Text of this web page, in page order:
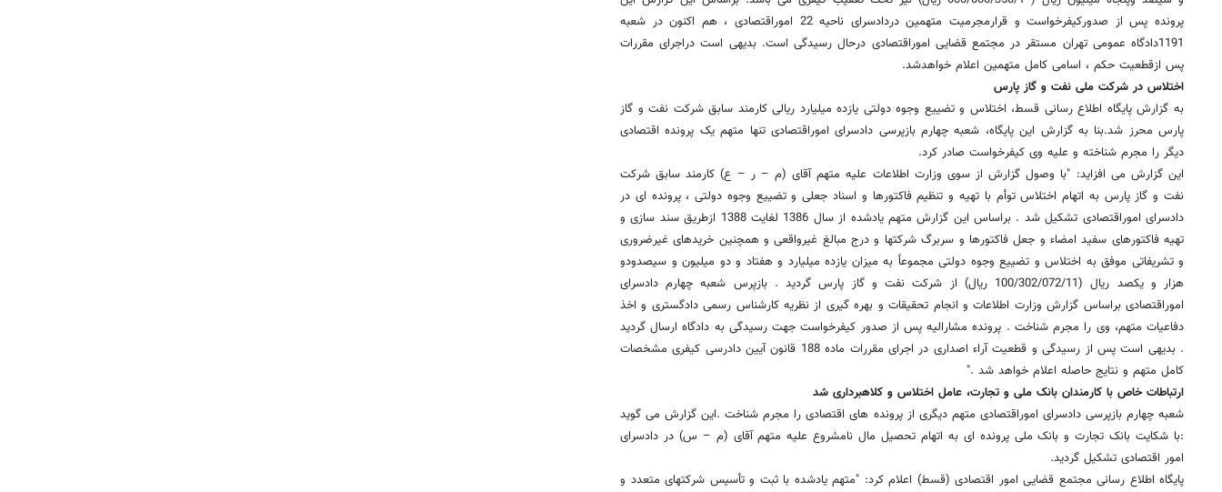
پرونده پس از صدورکیفرخواست و قرارمجرمیت متهمین دردادسرای ناحیه 22 اموراقتصادی ، هم اکنون در شعبه
1191دادگاه عمومی تهران مستقر در مجتمع قضایی اموراقتصادی درحال رسیدگی است. بدیهی است دراجرای مقررات
پس ازقطعیت حکم ، اسامی کامل متهمین اعلام خواهدشد.
اختلاس در شرکت ملی نفت و گاز پارس
به گزارش پایگاه اطلاع رسانی قسط، اختلاس و تضییع وجوه دولتی یازده میلیارد ریالی کارمند سابق شرکت نفت و گاز
پارس محرز شد.بنا به گزارش این پایگاه، شعبه چهارم بازپرسی دادسرای اموراقتصادی تنها متهم یک پرونده اقتصادی
دیگر را مجرم شناخته و علیه وی کیفرخواست صادر کرد.
این گزارش می افزاید: "با وصول گزارش از سوی وزارت اطلاعات علیه متهم آقای (م – ر – ع) کارمند سابق شرکت
نفت و گاز پارس به اتهام اختلاس توأم با تهیه و تنظیم فاکتورها و اسناد جعلی و تضییع وجوه دولتی ، پرونده ای در
دادسرای اموراقتصادی تشکیل شد . براساس این گزارش متهم یادشده از سال 1386 لغایت 1388 ازطریق سند سازی و
تهیه فاکتورهای سفید امضاء و جعل فاکتورها و سربرگ شرکتها و درج مبالغ غیرواقعی و همچنین خریدهای غیرضروری
و تشریفاتی موفق به اختلاس و تضییع وجوه دولتی مجموعاً به میزان یازده میلیارد و هفتاد و دو میلیون و سیصدودو
هزار و یکصد ریال (100/302/072/11 ریال) از شرکت نفت و گاز پارس گردید . بازپرس شعبه چهارم دادسرای
اموراقتصادی براساس گزارش وزارت اطلاعات و انجام تحقیقات و بهره گیری از نظریه کارشناس رسمی دادگستری و اخذ
دفاعیات متهم، وی را مجرم شناخت . پرونده مشارالیه پس از صدور کیفرخواست جهت رسیدگی به دادگاه ارسال گردید
. بدیهی است پس از رسیدگی و قطعیت آراء اصداری در اجرای مقررات ماده 188 قانون آیین دادرسی کیفری مشخصات
کامل متهم و نتایج حاصله اعلام خواهد شد ."
ارتباطات خاص با کارمندان بانک ملی و تجارت، عامل اختلاس و کلاهبرداری شد
شعبه چهارم بازپرسی دادسرای اموراقتصادی متهم دیگری از پرونده های اقتصادی را مجرم شناخت .این گزارش می گوید
:با شکایت بانک تجارت و بانک ملی پرونده ای به اتهام تحصیل مال نامشروع علیه متهم آقای (م – س) در دادسرای
امور اقتصادی تشکیل گردید.
پایگاه اطلاع رسانی مجتمع قضایی امور اقتصادی (قسط) اعلام کرد: "متهم یادشده با ثبت و تأسیس شرکتهای متعدد و